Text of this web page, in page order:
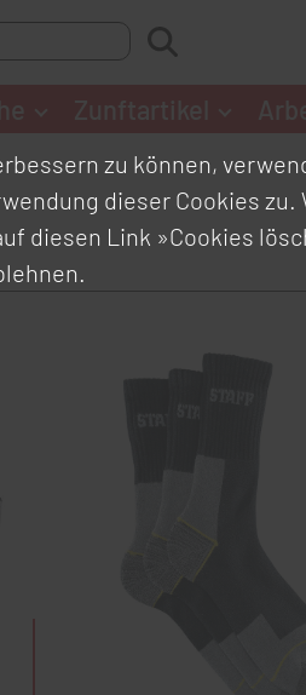
zu können,
dieser Cookies
diesen Link »Cookies